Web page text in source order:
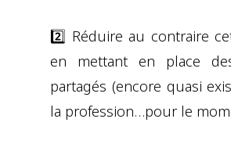
2️⃣ Réduire au contraire
en mettant en place
partagés (encore quasi
la profession…pour le